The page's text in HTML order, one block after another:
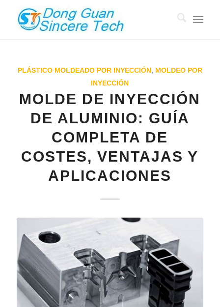
PLÁSTICO MOLDEADO POR INYECCIÓN, MOLDEO POR
INYECCIÓN
MOLDE DE INYECCIÓN
DE ALUMINIO: GUÍA
COMPLETA DE
COSTES, VENTAJAS Y
APLICACIONES